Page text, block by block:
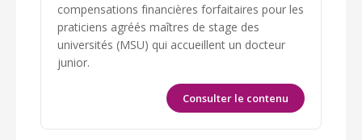
compensations financières forfaitaires pour les
praticiens agréés maîtres de stage des
universités (MSU) qui accueillent un docteur
junior.
Consulter le contenu